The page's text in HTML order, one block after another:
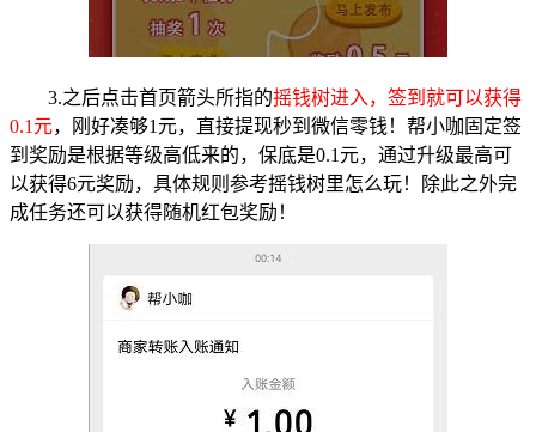
3.之后点击首页箭头所指的摇钱树进入，签到就可以获得
0.1元，刚好凑够1元，直接提现秒到微信零钱！帮小咖固定签
到奖励是根据等级高低来的，保底是0.1元，通过升级最高可
以获得6元奖励，具体规则参考摇钱树里怎么玩！除此之外完
成任务还可以获得随机红包奖励！